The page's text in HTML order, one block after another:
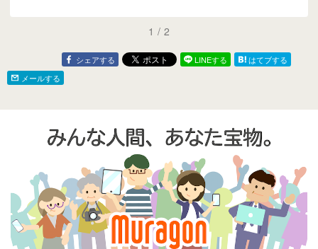
1 / 2
シェアする LINEする
はてブする
メールする